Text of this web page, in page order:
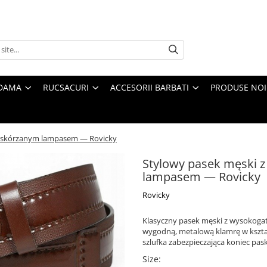
RUCSACURI ACCESORII BARBATI PRODUSE NOI
lampasem — Rovicky
Stylowy pasek męski
lampasem — Rovicky
Rovicky
Klasyczny pasek męski z
wygodną, metalową klamrę w
szlufka zabezpieczająca koniec
Size: